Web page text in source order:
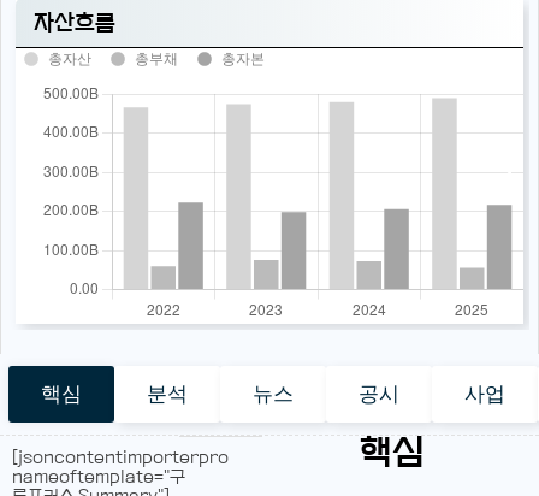
자산흐름
총자산 총부채 총자본
핵심 분석 뉴스 공시 사업
핵심
[jsoncontentimporterpro
nameoftemplate="구